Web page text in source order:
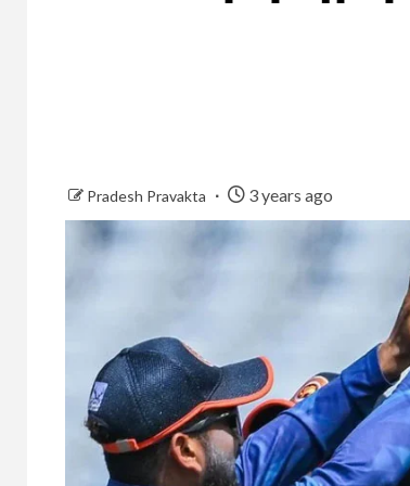
Pradesh Pravakta 3 years ago